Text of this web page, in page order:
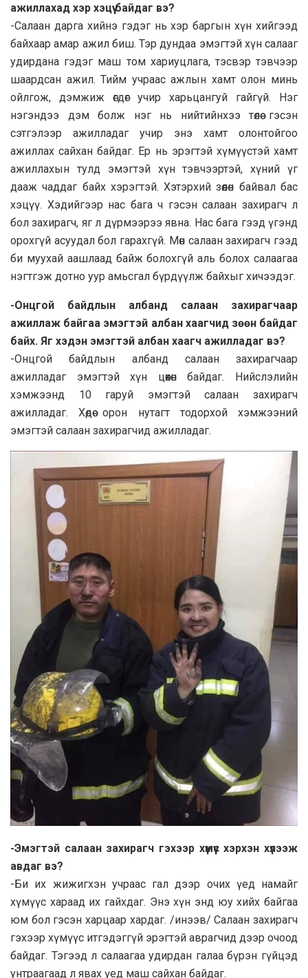
ажиллахад хэр хэцүү байдаг вэ?
-Салаан дарга хийнэ гэдэг нь хэр баргын хүн хийгээд
байхаар амар ажил биш. Тэр дундаа эмэгтэй хүн салааг
удирдана гэдэг маш том хариуцлага, тэсвэр тэвчээр
шаардсан ажил. Тийм учраас ажлын хамт олон минь
ойлгож, дэмжиж өгдөг учир харьцангуй гайгүй. Нэг
нэгэндээ дэм болж нэг нь нийтийнхээ төлөө гэсэн
сэтгэлээр ажилладаг учир энэ хамт олонтойгоо
ажиллах сайхан байдаг. Ер нь эрэгтэй хүмүүстэй хамт
ажиллахын тулд эмэгтэй хүн тэвчээртэй, хүний үг
дааж чаддаг байх хэрэгтэй. Хэтэрхий зөөлөн байвал бас
хэцүү. Хэдийгээр нас бага ч гэсэн салаан захирагч л
бол захирагч, яг л дүрмээрээ явна. Нас бага гээд үгэнд
орохгүй асуудал бол гарахгүй. Мөн салаан захирагч гээд
би муухай аашлаад байж болохгүй аль болох салаагаа
нэгтгэж дотно уур амьсгал бүрдүүлж байхыг хичээдэг.
-Онцгой байдлын албанд салаан захирагчаар
ажиллаж байгаа эмэгтэй албан хаагчид зөөн байдаг
байх. Яг хэдэн эмэгтэй албан хаагч ажилладаг вэ?
-Онцгой байдлын албанд салаан захирагчаар
ажилладаг эмэгтэй хүн цөөхөн байдаг. Нийслэлийн
хэмжээнд 10 гаруй эмэгтэй салаан захирагч
ажилладаг. Хөдөө орон нутагт тодорхой хэмжээний
эмэгтэй салаан захирагчид ажилладаг.
-Эмэгтэй салаан захирагч гэхээр хүмүүс хэрхэн хүлээж
авдаг вэ?
-Би их жижигхэн учраас гал дээр очих үед намайг
хүмүүс хараад их гайхдаг. Энэ хүн энд юу хийх байгаа
юм бол гэсэн харцаар хардаг. /инээв/ Салаан захирагч
гэхээр хүмүүс итгэдэггүй эрэгтэй аврагчид дээр очоод
байдаг. Тэгээд л салаагаа удирдан галаа бүрэн гүйцэд
унтраагаад л явах үед маш сайхан байдаг.